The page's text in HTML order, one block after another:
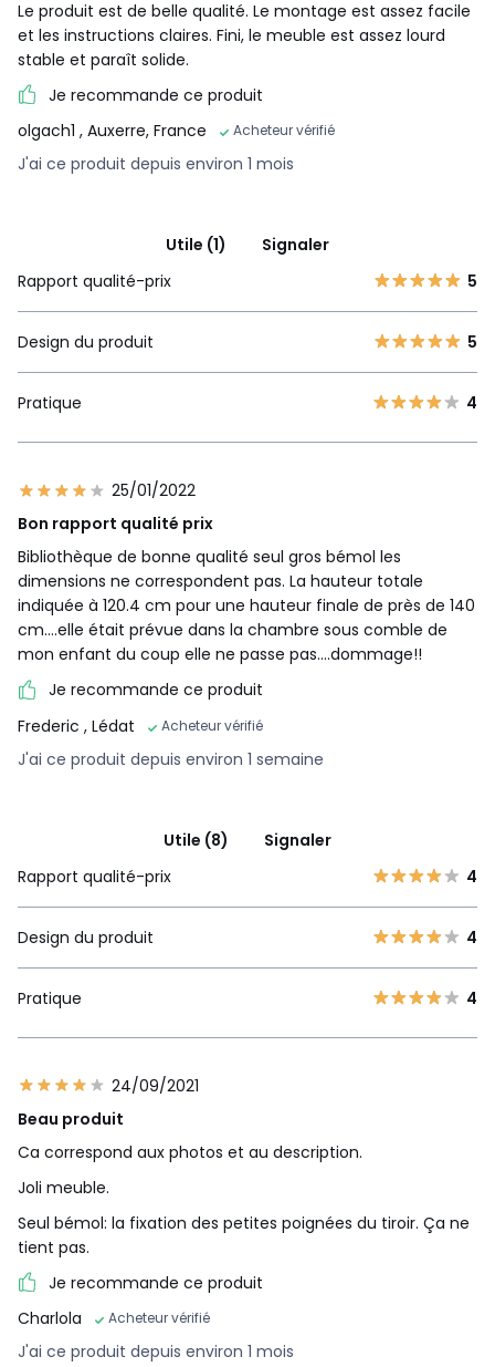
Le produit est de belle qualité. Le montage est assez facile
et les instructions claires. Fini, le meuble est assez lourd
stable et paraît solide.
Je recommande ce produit
olgach1 , Auxerre, France Acheteur vérifié
J'ai ce produit depuis environ 1 mois
Utile (1)
Signaler
Rapport qualité-prix
5
Design du produit 5
Pratique 4
25/01/2022
Bon rapport qualité prix
Bibliothèque de bonne qualité seul gros bémol les
dimensions ne correspondent pas. La hauteur totale
indiquée à 120.4 cm pour une hauteur finale de près de 140
cm....elle était prévue dans la chambre sous comble de
mon enfant du coup elle ne passe pas....dommage!!
Je recommande ce produit
Frederic , Lédat Acheteur vérifié
J'ai ce produit depuis environ 1 semaine
Utile (8)
Signaler
Rapport qualité-prix
4
Design du produit 4
Pratique 4
24/09/2021
Beau produit
Ca correspond aux photos et au description.
Joli meuble.
Seul bémol: la fixation des petites poignées du tiroir. Ça ne
tient pas.
Je recommande ce produit
Charlola
Acheteur vérifié
J'ai ce produit depuis environ 1 mois